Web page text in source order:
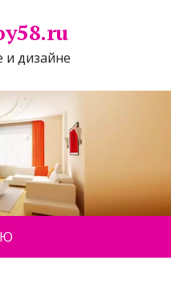
и дизайне